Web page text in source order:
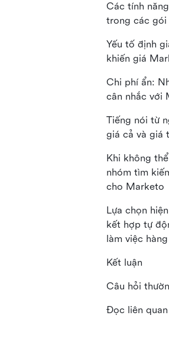
Các tính
trong các gói
Yếu tố định
khiến giá
Chi phí ẩn:
cân nhắc với
Tiếng nói từ
giá cả và giá
Khi không
nhóm tìm
cho Marketo
Lựa chọn
kết hợp tự
làm việc
Kết luận
Câu hỏi
Đọc liên quan